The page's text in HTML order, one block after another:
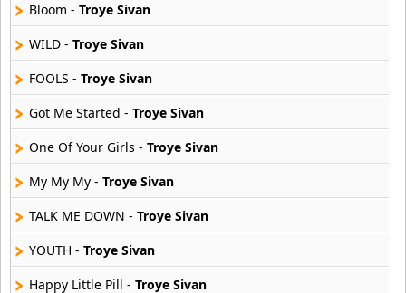
B J Thomas
18 músicas online
Bellakath
27 músicas online
Benson Boone
16 músicas online
Beret
50 músicas online
Big Time Rush
Bloom - Troye Sivan
WILD - Troye Sivan
FOOLS - Troye Sivan
Got Me Started - Troye Sivan
One Of Your Girls - Troye Sivan
My My My - Troye Sivan
TALK ME DOWN - Troye Sivan
YOUTH - Troye Sivan
Happy Little Pill - Troye Sivan